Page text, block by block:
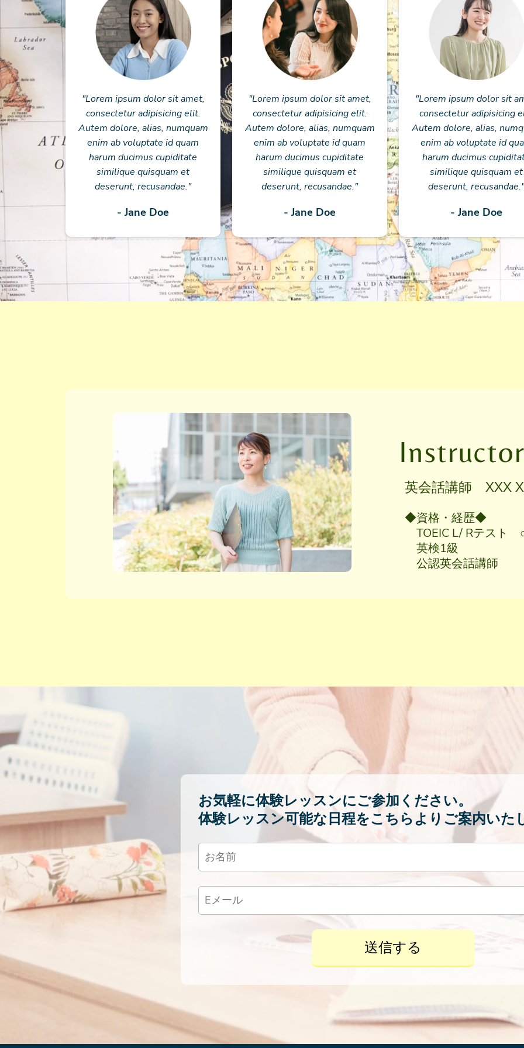
"Lorem ipsum dolor sit amet,
consectetur adipisicing elit.
Autem dolore, alias, numquam
enim ab voluptate id quam
harum ducimus cupiditate
similique quisquam et
deserunt, recusandae."
- Jane Doe
"Lorem ipsum dolor sit amet,
consectetur adipisicing elit.
Autem dolore, alias, numquam
enim ab voluptate id quam
harum ducimus cupiditate
similique quisquam et
deserunt, recusandae."
- Jane Doe
"Lorem ipsum dolor sit
consectetur adipisicing
Autem dolore, alias,
enim ab voluptate id
harum ducimus
similique quisquam et
deserunt, recusandae."
- Jane Doe
英会話講師 XXX
◆資格・経歴◆
TOEIC L/ Rテスト
英検1級
公認英会話講師
お気軽に体験レッスンにご参加ください。
体験レッスン可能な日程をこちらよりご案内いた
送信する